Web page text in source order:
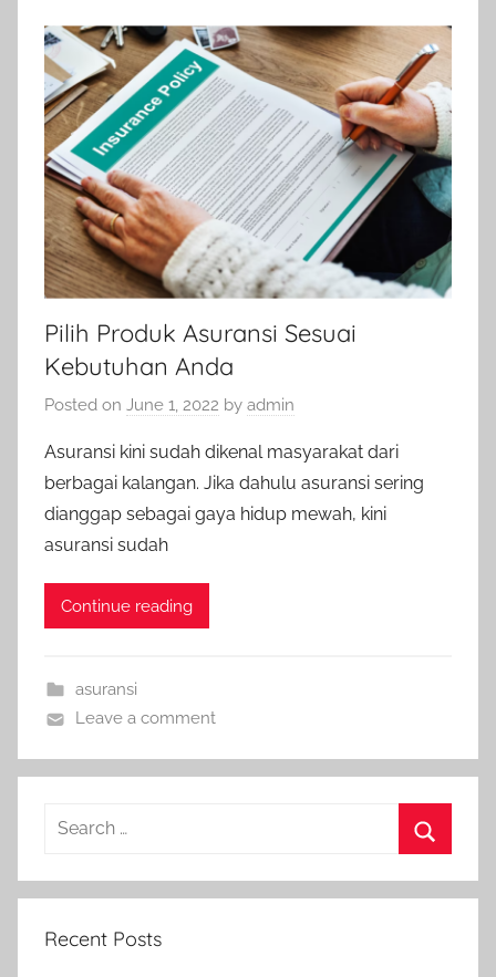
Pilih Produk Asuransi Sesuai
Kebutuhan Anda
Posted on June 1, 2022 by admin
Asuransi kini sudah dikenal masyarakat dari
berbagai kalangan. Jika dahulu asuransi sering
dianggap sebagai gaya hidup mewah, kini
asuransi sudah
Continue reading
asuransi
Leave a comment
Recent Posts